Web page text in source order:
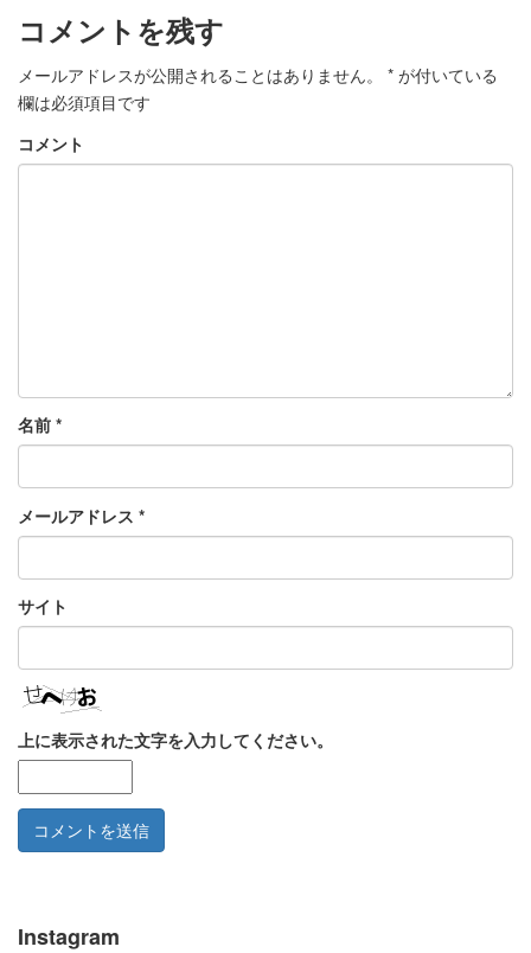
コメントを残す
メールアドレスが公開されることはありません。 * が付いている
欄は必須項目です
コメント
名前 *
メールアドレス *
サイト
上に表示された文字を入力してください。
Instagram